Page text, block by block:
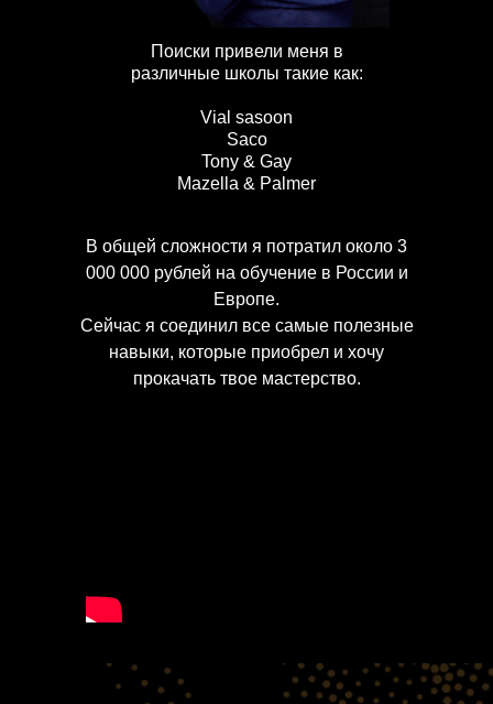
Поиски привели меня в
различные школы такие как:
Vial sasoon
Saco
Tony & Gay
Mazella & Palmer
В общей сложности я потратил около 3
000 000 рублей на обучение в России и
Европе.
Сейчас я соединил все самые полезные
навыки, которые приобрел и хочу
прокачать твое мастерство.